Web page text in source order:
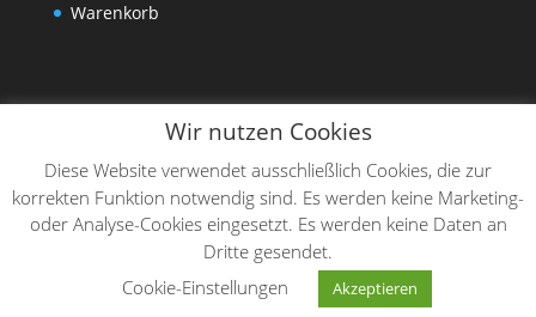
Warenkorb
Elegant Themes| Powered by
WordPress
Wir nutzen Cookies
Diese Website verwendet ausschließlich Cookies, die zur
korrekten Funktion notwendig sind. Es werden keine Marketing-
oder Analyse-Cookies eingesetzt. Es werden keine Daten an
Dritte gesendet.
Cookie-Einstellungen
Akzeptieren